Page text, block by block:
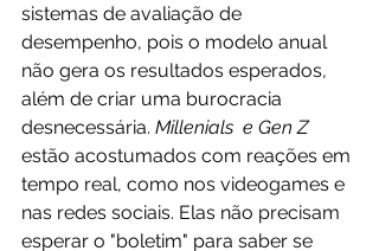
sistemas de avaliação de
desempenho, pois o modelo anual
não gera os resultados esperados,
além de criar uma burocracia
desnecessária. Millenials  e Gen Z
estão acostumados com reações em
tempo real, como nos videogames e
nas redes sociais. Elas não precisam
esperar o "boletim" para saber se